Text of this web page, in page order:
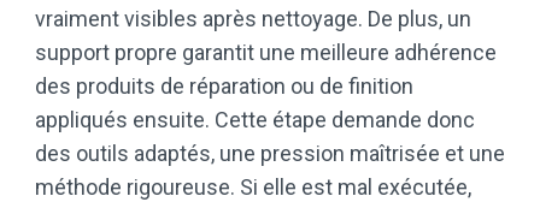
vraiment visibles après nettoyage. De plus, un
support propre garantit une meilleure adhérence
des produits de réparation ou de finition
appliqués ensuite. Cette étape demande donc
des outils adaptés, une pression maîtrisée et une
méthode rigoureuse. Si elle est mal exécutée,